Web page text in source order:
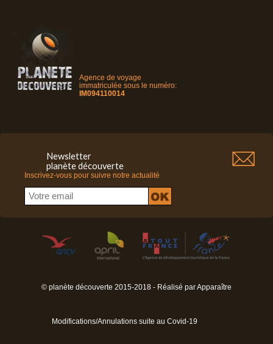
Agence de voyage
immatriculée sous le numéro:
IM094110014
Newsletter
planète découverte
Inscrivez-vous pour suivre notre actualité
© planète découverte 2015-2018 - Réalisé parApparaître
Modifications/Annulations suite au Covid-19